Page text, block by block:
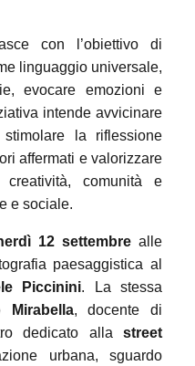
con l’obiettivo di
linguaggio universale,
evocare emozioni e
intende avvicinare
la riflessione
affermati e valorizzare
comunità e
e sociale.
12 settembrealle
paesaggistica al
Piccinini. La stessa
Mirabella, docente di
dedicato alla street
urbana, sguardo